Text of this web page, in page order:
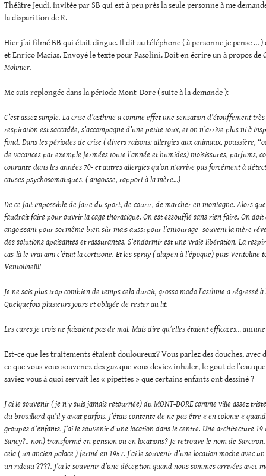
Théâtre Jeudi, invitée par SB qui est à peu près la seule personne à me
la disparition de R.
Hier j’ai filmé BB qui était dingue. Il dit au téléphone ( à personne je pense … )
et Enrico Macias. Envoyé le texte pour Pasolini. Doit en écrire un à propos de
Molinier.
Me suis replongée dans la période Mont-Dore ( suite à la demande ):
C’est assez simple. La crise d’asthme a comme effet une sensation d’étouffement
respiration est saccadée, s’accompagne d’une petite toux, et on n’arrive plus ni à
fond. Dans les périodes de crise ( divers raisons: allergies aux animaux, poussière,
de vacances par exemple fermées toute l’année et humides) moisissures, parfums,
courante dans les années 70- et autres allergies qu’on n’arrive pas forcément à
causes psychosomatiques. ( angoisse, rapport à la mère…)
De ce fait impossible de faire du sport, de courir, de marcher en montagne. Alors que
faudrait faire pour ouvrir la cage thoracique. On est essoufflé sans rien faire. On doit
angoissant pour soi même bien sûr mais aussi pour l’entourage -souvent la mère
des solutions apaisantes et rassurantes. S’endormir est une vraie libération. La
cas-là le vrai ami c’était la cortisone. Et les spray ( alupen à l’époque) puis Ventoline
Ventoline!!!!
Je ne sais plus trop combien de temps cela durait, grosso modo l’asthme a régressé
Quelquefois plusieurs jours et obligée de rester au lit.
Les cures je crois ne faisaient pas de mal. Mais dire qu’elles étaient efficaces…
Est-ce que les traitements étaient douloureux? Vous parlez des douches, avec
ce que vous vous souvenez des gaz que vous deviez inhaler, le gout de l’eau
saviez vous à quoi servait les « pipettes » que certains enfants ont dessiné ?
J’ai le souvenir ( je n’y suis jamais retournée) du MONT-DORE comme ville assez
du brouillard qu’il y avait parfois. J’étais contente de ne pas être « en colonie «
groupes d’enfants. J’ai le souvenir d’une location dans le centre. Une architecture
Sancy?.. non) transformé en pension ou en locations? Je retrouve le nom de
cela ( un ancien palace ) fermé en 1957. J’ai le souvenir d’une location moche avec
un rideau????. J’ai le souvenir d’une déception quand nous sommes arrivées avec